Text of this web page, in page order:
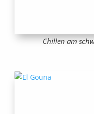
Chillen am